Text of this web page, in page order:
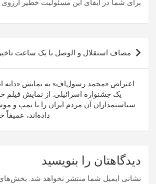
برای شما در ایفای این مسئولیت خطیر
راهبری
نوشته
مصاف استقلال و الوصل با یک ساعت
اعتراض «محمد رسول‌اف» به نمایش «دانه
یک جشنواره اسرائیلی: از نمایش فیلم
سیاستمداران آن مردم ایران را با بمب و
داده‌اند،
دیدگاهتان را بنویسید
نشانی ایمیل شما منتشر نخواهد شد. بخش‌های